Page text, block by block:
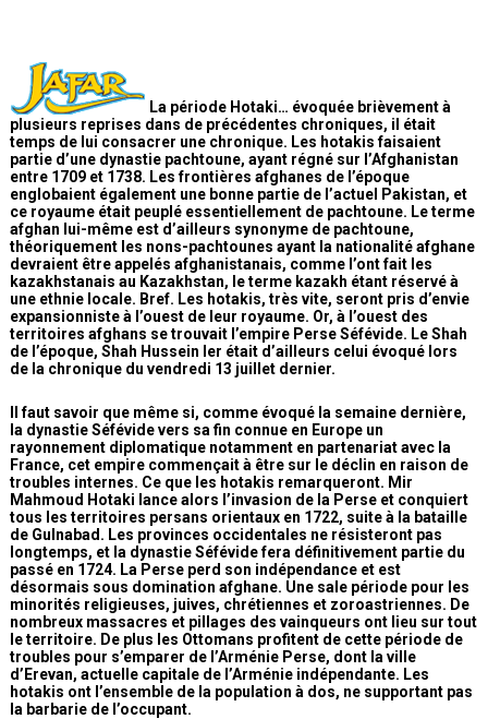
La période Hotaki… évoquée brièvement à
plusieurs reprises dans de précédentes chroniques, il était
temps de lui consacrer une chronique. Les hotakis faisaient
partie d’une dynastie pachtoune, ayant régné sur l’Afghanistan
entre 1709 et 1738. Les frontières afghanes de l’époque
englobaient également une bonne partie de l’actuel Pakistan, et
ce royaume était peuplé essentiellement de pachtoune. Le terme
afghan lui-même est d’ailleurs synonyme de pachtoune,
théoriquement les nons-pachtounes ayant la nationalité afghane
devraient être appelés afghanistanais, comme l’ont fait les
kazakhstanais au Kazakhstan, le terme kazakh étant réservé à
une ethnie locale. Bref. Les hotakis, très vite, seront pris d’envie
expansionniste à l’ouest de leur royaume. Or, à l’ouest des
territoires afghans se trouvait l’empire Perse Séfévide. Le Shah
de l’époque, Shah Hussein Ier était d’ailleurs celui évoqué lors
de la chronique du vendredi 13 juillet dernier.
Il faut savoir que même si, comme évoqué la semaine dernière,
la dynastie Séfévide vers sa fin connue en Europe un
rayonnement diplomatique notamment en partenariat avec la
France, cet empire commençait à être sur le déclin en raison de
troubles internes. Ce que les hotakis remarqueront. Mir
Mahmoud Hotaki lance alors l’invasion de la Perse et conquiert
tous les territoires persans orientaux en 1722, suite à la bataille
de Gulnabad. Les provinces occidentales ne résisteront pas
longtemps, et la dynastie Séfévide fera définitivement partie du
passé en 1724. La Perse perd son indépendance et est
désormais sous domination afghane. Une sale période pour les
minorités religieuses, juives, chrétiennes et zoroastriennes. De
nombreux massacres et pillages des vainqueurs ont lieu sur tout
le territoire. De plus les Ottomans profitent de cette période de
troubles pour s’emparer de l’Arménie Perse, dont la ville
d’Erevan, actuelle capitale de l’Arménie indépendante. Les
hotakis ont l’ensemble de la population à dos, ne supportant pas
la barbarie de l’occupant.